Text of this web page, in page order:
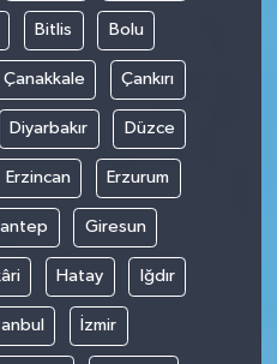
Bitlis Bolu
Çanakkale Çankırı
Diyarbakır Düzce
Erzincan Erzurum
Giresun
Hatay Iğdır
İzmir